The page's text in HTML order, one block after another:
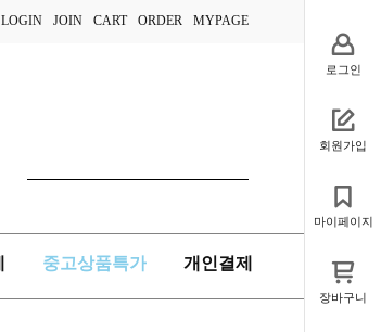
로그인
회원가입
마이페이지
장바구니
LOGIN JOIN CART ORDER MYPAGE
중고상품특가 개인결제